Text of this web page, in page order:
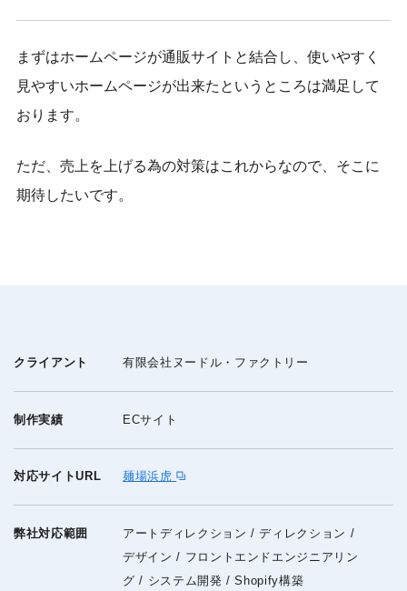
まずはホームページが通販サイトと結合し、使いやすく
見やすいホームページが出来たというところは満足して
おります。
ただ、売上を上げる為の対策はこれからなので、そこに
期待したいです。
クライアント 有限会社ヌードル・ファクトリー
制作実績 ECサイト
対応サイトURL 麺場浜虎
弊社対応範囲
アートディレクション / ディレクション /
デザイン / フロントエンドエンジニアリン
グ / システム開発 / Shopify構築